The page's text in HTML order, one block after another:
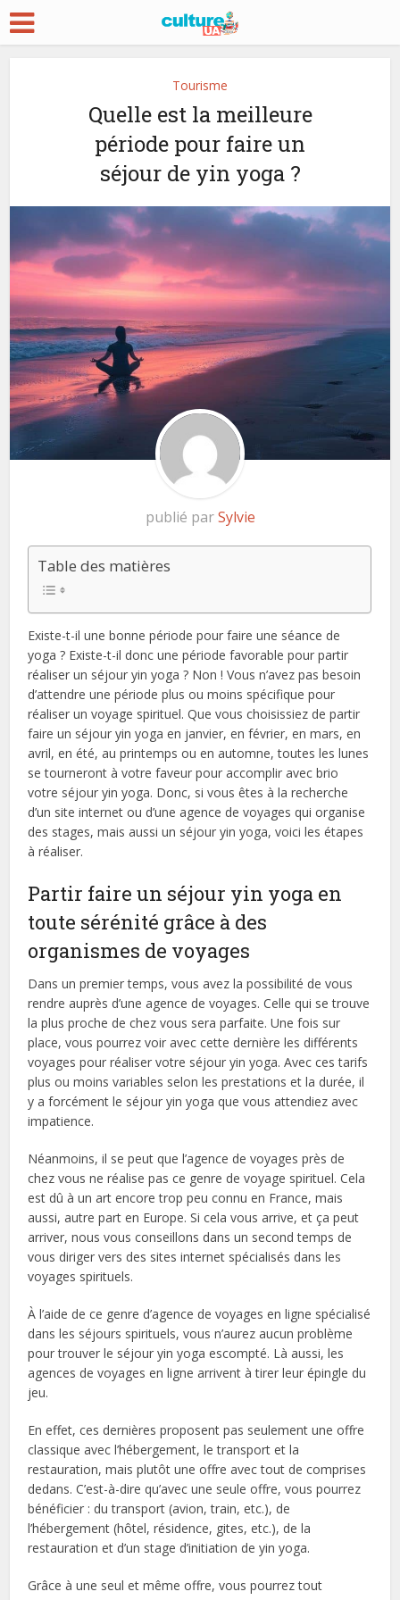
Tourisme
Quelle est la meilleure
période pour faire un
séjour de yin yoga ?
publié parSylvie
Table des matières
Existe-t-il une bonne période pour faire une séance de
yoga ? Existe-t-il donc une période favorable pour partir
réaliser un séjour yin yoga ? Non ! Vous n’avez pas besoin
d’attendre une période plus ou moins spécifique pour
réaliser un voyage spirituel. Que vous choisissiez de partir
faire un séjour yin yoga en janvier, en février, en mars, en
avril, en été, au printemps ou en automne, toutes les lunes
se tourneront à votre faveur pour accomplir avec brio
votre séjour yin yoga. Donc, si vous êtes à la recherche
d’un site internet ou d’une agence de voyages qui organise
des stages, mais aussi un séjour yin yoga, voici les étapes
à réaliser.
Partir faire un séjour yin yoga en
toute sérénité grâce à des
organismes de voyages
Dans un premier temps, vous avez la possibilité de vous
rendre auprès d’une agence de voyages. Celle qui se trouve
la plus proche de chez vous sera parfaite. Une fois sur
place, vous pourrez voir avec cette dernière les différents
voyages pour réaliser votre séjour yin yoga. Avec ces tarifs
plus ou moins variables selon les prestations et la durée, il
y a forcément le séjour yin yoga que vous attendiez avec
impatience.
Néanmoins, il se peut que l’agence de voyages près de
chez vous ne réalise pas ce genre de voyage spirituel. Cela
est dû à un art encore trop peu connu en France, mais
aussi, autre part en Europe. Si cela vous arrive, et ça peut
arriver, nous vous conseillons dans un second temps de
vous diriger vers des sites internet spécialisés dans les
voyages spirituels.
À l’aide de ce genre d’agence de voyages en ligne spécialisé
dans les séjours spirituels, vous n’aurez aucun problème
pour trouver le séjour yin yoga escompté. Là aussi, les
agences de voyages en ligne arrivent à tirer leur épingle du
jeu.
En effet, ces dernières proposent pas seulement une offre
classique avec l’hébergement, le transport et la
restauration, mais plutôt une offre avec tout de comprises
dedans. C’est-à-dire qu’avec une seule offre, vous pourrez
bénéficier : du transport (avion, train, etc.), de
l’hébergement (hôtel, résidence, gites, etc.), de la
restauration et d’un stage d’initiation de yin yoga.
Grâce à une seul et même offre, vous pourrez tout